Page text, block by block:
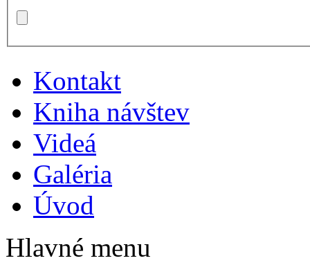
Kontakt
Kniha návštev
Videá
Galéria
Úvod
Hlavné menu